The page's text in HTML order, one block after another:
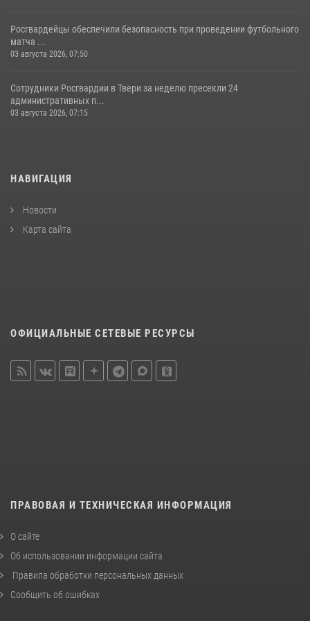
Росгвардейцы обеспечили безопасность при проведении футбольного
матча ...
03 августа 2026, 07:50
Сотрудники Росгвардии в Твери за неделю пресекли 24
административных п...
03 августа 2026, 07:15
НАВИГАЦИЯ
Новости
Карта сайта
ОФИЦИАЛЬНЫЕ СЕТЕВЫЕ РЕСУРСЫ
ПРАВОВАЯ И ТЕХНИЧЕСКАЯ ИНФОРМАЦИЯ
О сайте
Об использовании информации сайта
Правила обработки персональных данных
Сообщить об ошибках